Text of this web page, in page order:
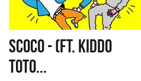
SCOCO - (FT. KIDDO
TOTO...